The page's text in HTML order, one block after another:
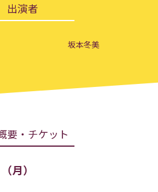
出演者
坂本冬美
要・チケット
月）